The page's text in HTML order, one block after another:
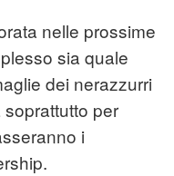
nelle prossime
sia quale
dei nerazzurri
per
i